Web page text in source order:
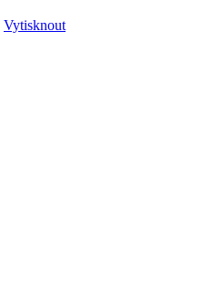
Vytisknout